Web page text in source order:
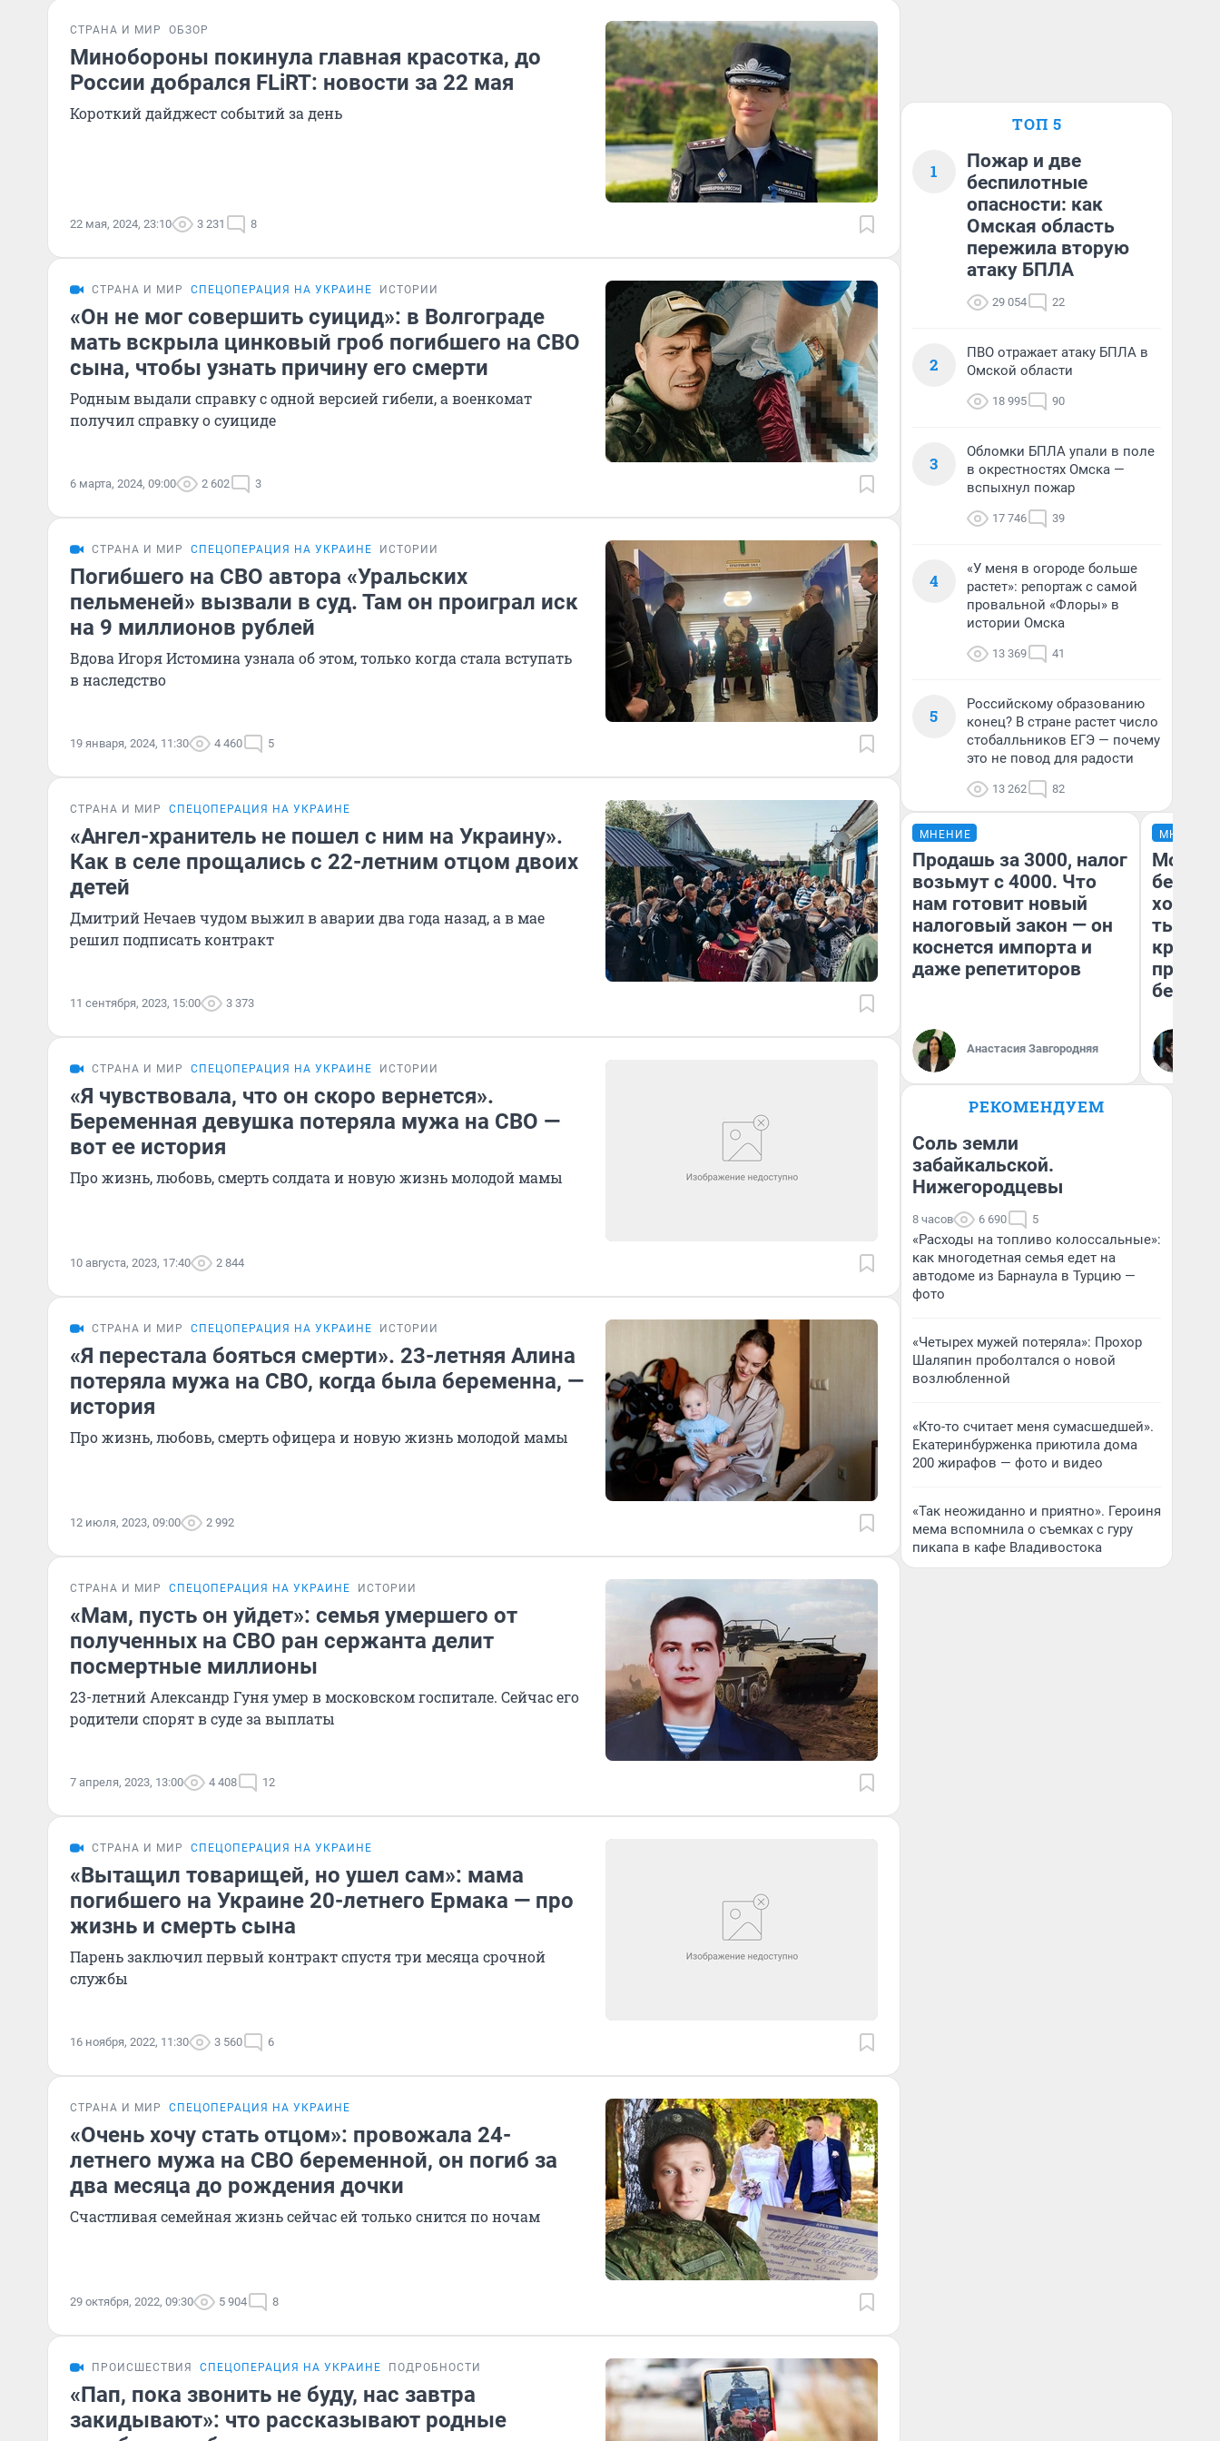
СТРАНА И МИР ОБЗОР
Минобороны покинула главная красотка, до
России добрался FLiRT: новости за 22 мая
Короткий дайджест событий за день
22 мая, 2024, 23:10 3 231 8
СТРАНА И МИР СПЕЦОПЕРАЦИЯ НА УКРАИНЕ ИСТОРИИ
«Он не мог совершить суицид»: в Волгограде
мать вскрыла цинковый гроб погибшего на СВО
сына, чтобы узнать причину его смерти
Родным выдали справку с одной версией гибели, а военкомат
получил справку о суициде
6 марта, 2024, 09:00 2 602 3
СТРАНА И МИР СПЕЦОПЕРАЦИЯ НА УКРАИНЕ ИСТОРИИ
Погибшего на СВО автора «Уральских
пельменей» вызвали в суд. Там он проиграл иск
на 9 миллионов рублей
Вдова Игоря Истомина узнала об этом, только когда стала вступать
в наследство
19 января, 2024, 11:30 4 460 5
СТРАНА И МИР СПЕЦОПЕРАЦИЯ НА УКРАИНЕ
«Ангел-хранитель не пошел с ним на Украину».
Как в селе прощались с 22-летним отцом двоих
детей
Дмитрий Нечаев чудом выжил в аварии два года назад, а в мае
решил подписать контракт
11 сентября, 2023, 15:00 3 373
СТРАНА И МИР СПЕЦОПЕРАЦИЯ НА УКРАИНЕ ИСТОРИИ
«Я чувствовала, что он скоро вернется».
Беременная девушка потеряла мужа на СВО —
вот ее история
Про жизнь, любовь, смерть солдата и новую жизнь молодой мамы
10 августа, 2023, 17:40 2 844
СТРАНА И МИР СПЕЦОПЕРАЦИЯ НА УКРАИНЕ ИСТОРИИ
«Я перестала бояться смерти». 23-летняя Алина
потеряла мужа на СВО, когда была беременна, —
история
Про жизнь, любовь, смерть офицера и новую жизнь молодой мамы
12 июля, 2023, 09:00 2 992
СТРАНА И МИР СПЕЦОПЕРАЦИЯ НА УКРАИНЕ ИСТОРИИ
«Мам, пусть он уйдет»: семья умершего от
полученных на СВО ран сержанта делит
посмертные миллионы
23-летний Александр Гуня умер в московском госпитале. Сейчас его
родители спорят в суде за выплаты
7 апреля, 2023, 13:00 4 408 12
СТРАНА И МИР СПЕЦОПЕРАЦИЯ НА УКРАИНЕ
«Вытащил товарищей, но ушел сам»: мама
погибшего на Украине 20-летнего Ермака — про
жизнь и смерть сына
Парень заключил первый контракт спустя три месяца срочной
службы
16 ноября, 2022, 11:30 3 560 6
СТРАНА И МИР СПЕЦОПЕРАЦИЯ НА УКРАИНЕ
«Очень хочу стать отцом»: провожала 24-
летнего мужа на СВО беременной, он погиб за
два месяца до рождения дочки
Счастливая семейная жизнь сейчас ей только снится по ночам
29 октября, 2022, 09:30 5 904 8
ПРОИСШЕСТВИЯ СПЕЦОПЕРАЦИЯ НА УКРАИНЕ ПОДРОБНОСТИ
«Пап, пока звонить не буду, нас завтра
закидывают»: что рассказывают родные
ТОП 5
1
Пожар и две
беспилотные
опасности: как
Омская область
пережила вторую
атаку БПЛА
29 054 22
2
ПВО отражает атаку БПЛА в
Омской области
18 995 90
3
Обломки БПЛА упали в поле
в окрестностях Омска —
вспыхнул пожар
17 746 39
4
«У меня в огороде больше
растет»: репортаж с самой
провальной «Флоры» в
истории Омска
13 369 41
5
Российскому образованию
конец? В стране растет число
стобалльников ЕГЭ — почему
это не повод для радости
13 262 82
МНЕНИЕ
Продашь за 3000, налог
возьмут с 4000. Что
нам готовит новый
налоговый закон — он
коснется импорта и
даже репетиторов
Анастасия Завгородняя
МНЕНИЕ
Мой
хотела
тысяч,
РЕКОМЕНДУЕМ
Соль земли
забайкальской.
Нижегородцевы
8 часов 6 690 5
«Расходы на топливо колоссальные»:
как многодетная семья едет на
автодоме из Барнаула в Турцию —
фото
«Четырех мужей потеряла»: Прохор
Шаляпин проболтался о новой
возлюбленной
«Кто-то считает меня сумасшедшей».
Екатеринбурженка приютила дома
200 жирафов — фото и видео
«Так неожиданно и приятно». Героиня
мема вспомнила о съемках с гуру
пикапа в кафе Владивостока